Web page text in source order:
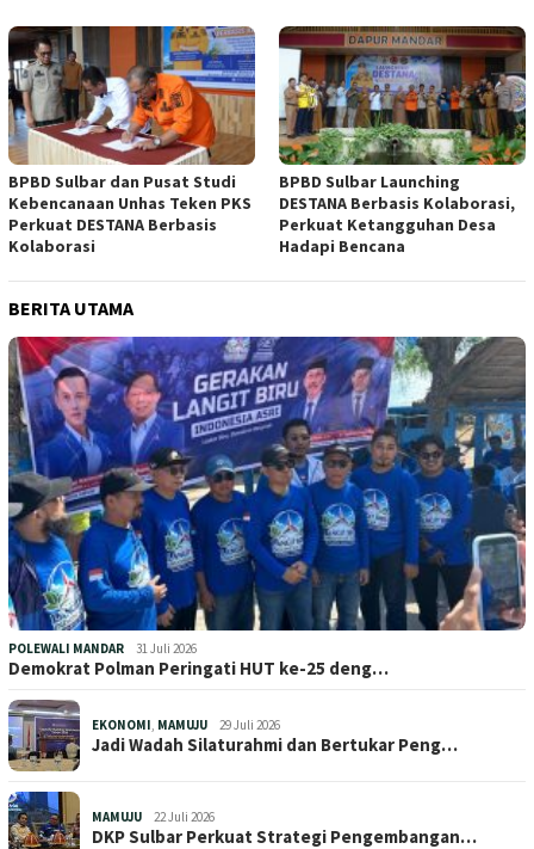
BPBD Sulbar dan Pusat Studi
Kebencanaan Unhas Teken PKS
Perkuat DESTANA Berbasis
Kolaborasi
BPBD Sulbar Launching
DESTANA Berbasis Kolaborasi,
Perkuat Ketangguhan Desa
Hadapi Bencana
BERITA UTAMA
POLEWALI MANDAR 31 Juli 2026
Demokrat Polman Peringati HUT ke-25 deng…
EKONOMI, MAMUJU 29 Juli 2026
Jadi Wadah Silaturahmi dan Bertukar Peng…
MAMUJU 22 Juli 2026
DKP Sulbar Perkuat Strategi Pengembangan…